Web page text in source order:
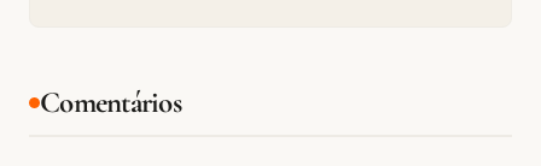
Comentários